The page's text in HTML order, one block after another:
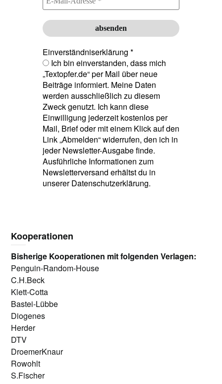
Einverständniserklärung *
Ich bin einverstanden, dass mich
„Textopfer.de“ per Mail über neue
Beiträge informiert. Meine Daten
werden ausschließlich zu diesem
Zweck genutzt. Ich kann diese
Einwilligung jederzeit kostenlos per
Mail, Brief oder mit einem Klick auf den
Link „Abmelden“ widerrufen, den ich in
jeder Newsletter-Ausgabe finde.
Ausführliche Informationen zum
Newsletterversand erhältst du in
unserer Datenschutzerklärung.
Kooperationen
Bisherige Kooperationen mit folgenden Verlagen:
Penguin-Random-House
C.H.Beck
Klett-Cotta
Bastei-Lübbe
Diogenes
Herder
DTV
DroemerKnaur
Rowohlt
S.Fischer